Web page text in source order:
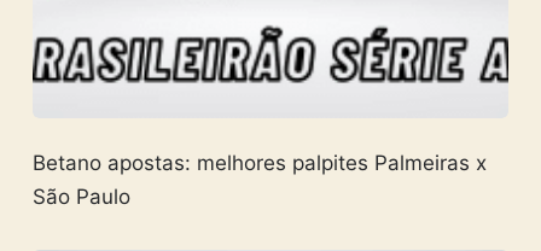
Betano apostas: melhores palpites Palmeiras x
São Paulo